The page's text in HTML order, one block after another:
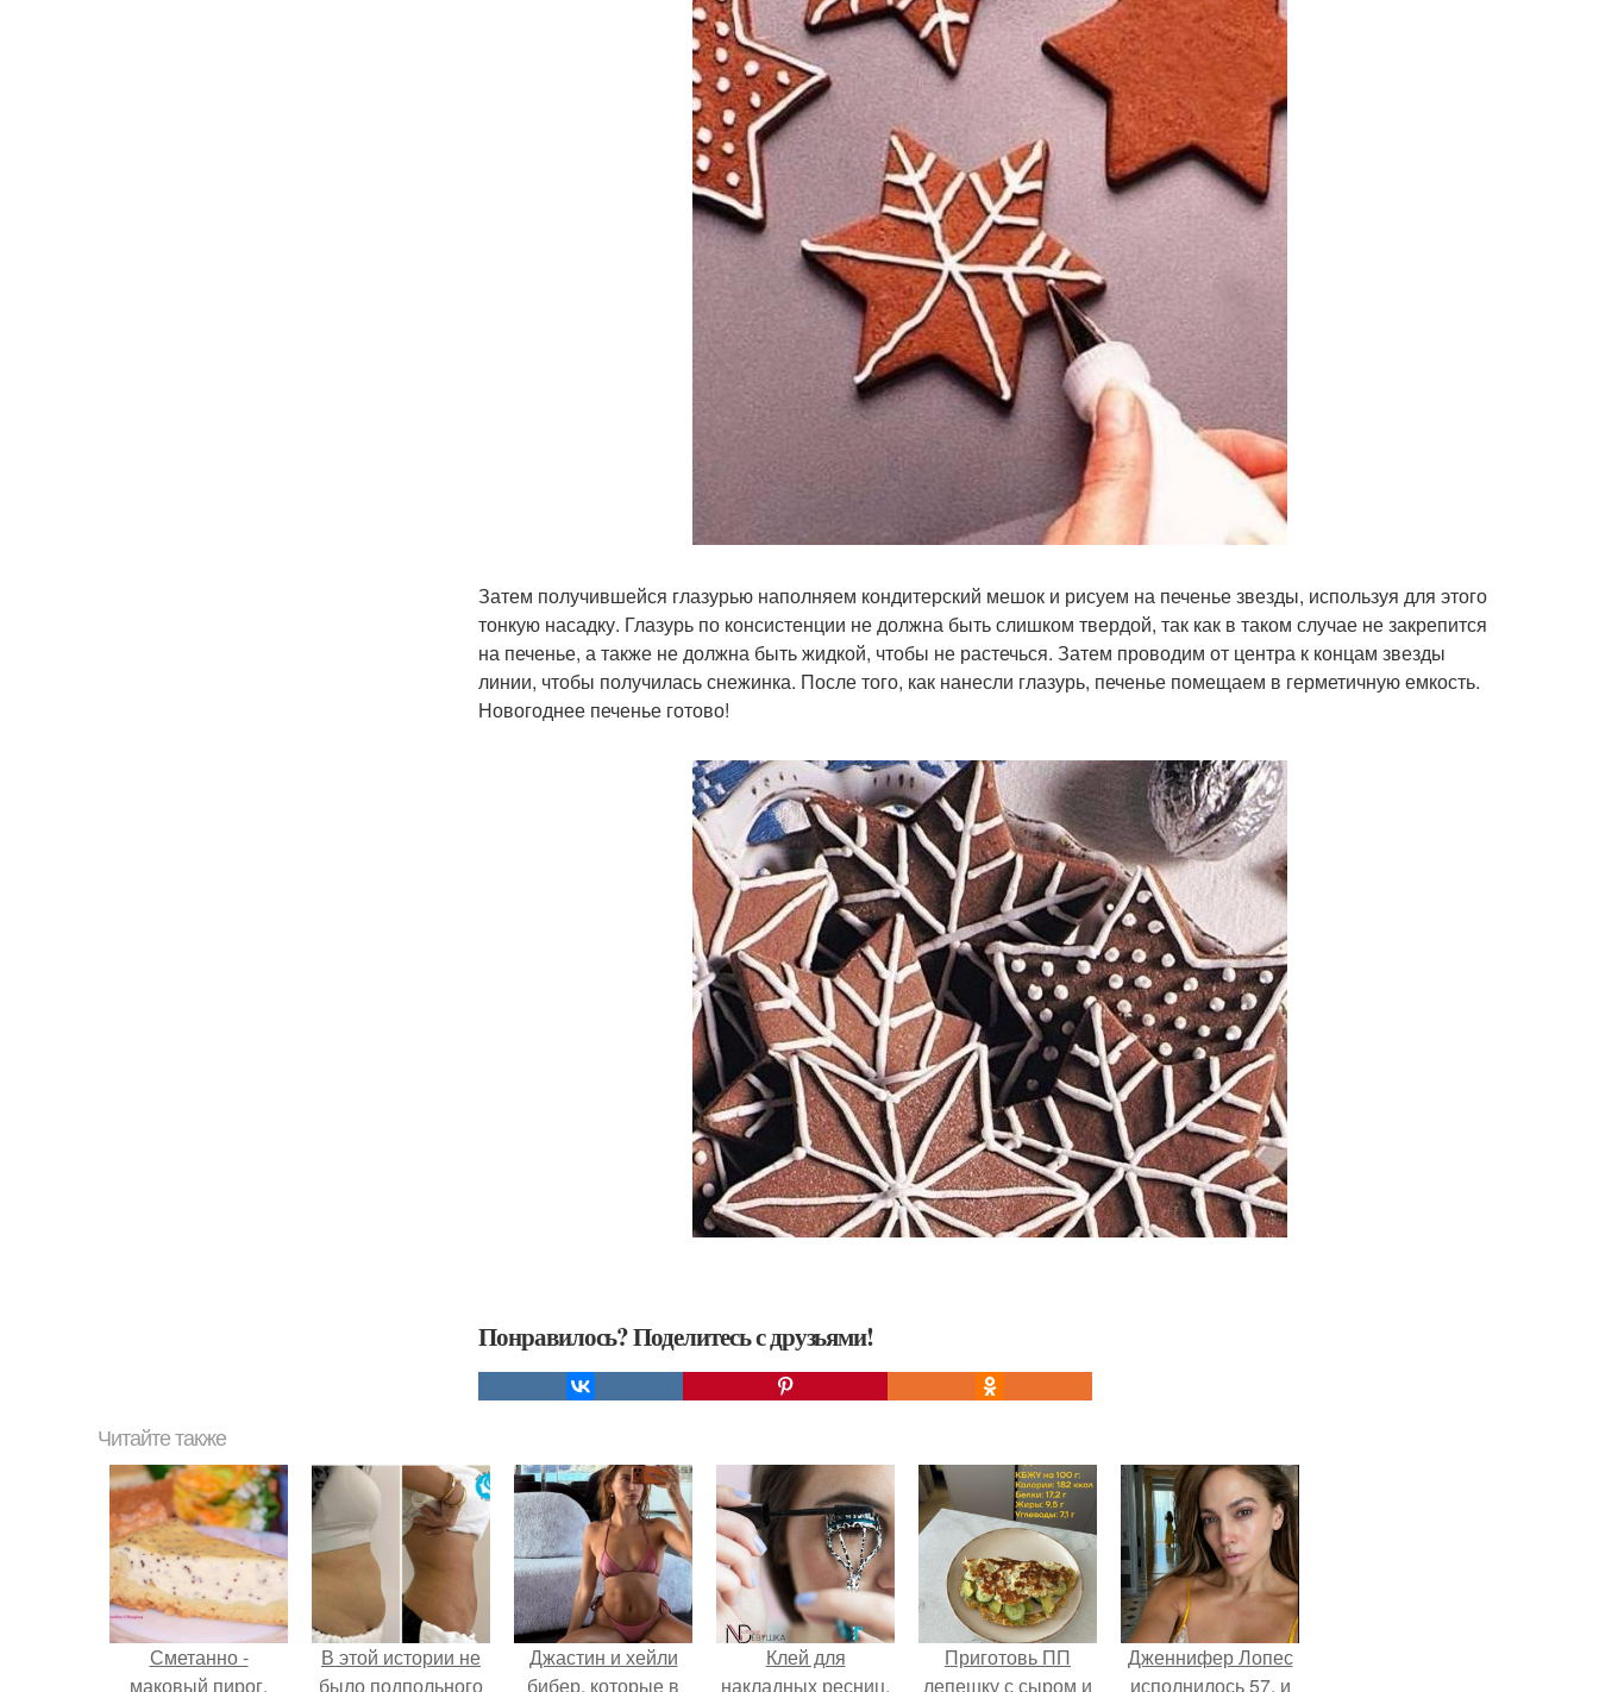
Затем получившейся глазурью наполняем кондитерский мешок и рисуем на печенье звезды, используя для этого
тонкую насадку. Глазурь по консистенции не должна быть слишком твердой, так как в таком случае не закрепится
на печенье, а также не должна быть жидкой, чтобы не растечься. Затем проводим от центра к концам звезды
линии, чтобы получилась снежинка. После того, как нанесли глазурь, печенье помещаем в герметичную емкость.
Новогоднее печенье готово!
Понравилось? Поделитесь с друзьями!
Читайте также
Сметанно -
маковый пирог.
В этой истории не
было подпольного
Джастин и хейли
бибер, которые в
Клей для
накладных ресниц.
Приготовь ПП
лепешку с сыром и
Дженнифер Лопес
исполнилось 57, и